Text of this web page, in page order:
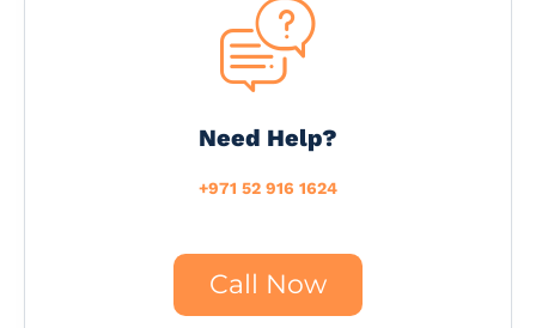
Need Help?
+971 52 916 1624
Call Now